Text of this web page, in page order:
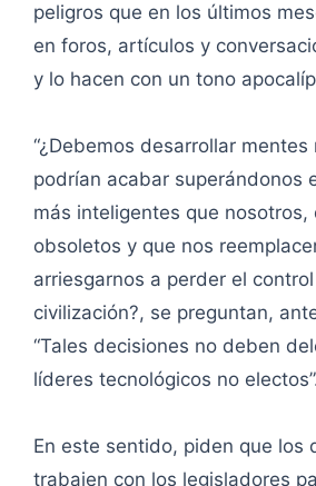
peligros que en los últimos
en foros, artículos y
y lo hacen con un tono
“¿Debemos desarrollar
podrían acabar superándonos
más inteligentes que nosotros,
obsoletos y que nos
arriesgarnos a perder el
civilización?, se preguntan,
“Tales decisiones no deben
líderes tecnológicos no
En este sentido, piden que los
trabajen con los legisladores